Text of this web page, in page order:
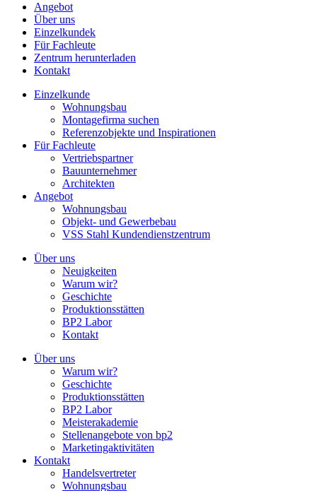
Angebot
Über uns
Einzelkundek
Für Fachleute
Zentrum herunterladen
Kontakt
Einzelkunde
Wohnungsbau
Montagefirma suchen
Referenzobjekte und Inspirationen
Für Fachleute
Vertriebspartner
Bauunternehmer
Architekten
Angebot
Wohnungsbau
Objekt- und Gewerbebau
VSS Stahl Kundendienstzentrum
Über uns
Neuigkeiten
Warum wir?
Geschichte
Produktionsstätten
BP2 Labor
Kontakt
Über uns
Warum wir?
Geschichte
Produktionsstätten
BP2 Labor
Meisterakademie
Stellenangebote von bp2
Marketingaktivitäten
Kontakt
Handelsvertreter
Wohnungsbau